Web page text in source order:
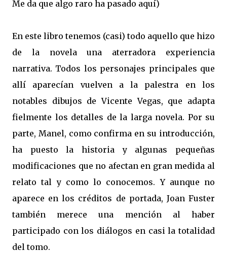
Me da que algo raro ha pasado aquí)
En este libro tenemos (casi) todo aquello que hizo
de la novela una aterradora experiencia
narrativa. Todos los personajes principales que
allí aparecían vuelven a la palestra en los
notables dibujos de Vicente Vegas, que adapta
fielmente los detalles de la larga novela. Por su
parte, Manel, como confirma en su introducción,
ha puesto la historia y algunas pequeñas
modificaciones que no afectan en gran medida al
relato tal y como lo conocemos. Y aunque no
aparece en los créditos de portada, Joan Fuster
también merece una mención al haber
participado con los diálogos en casi la totalidad
del tomo.